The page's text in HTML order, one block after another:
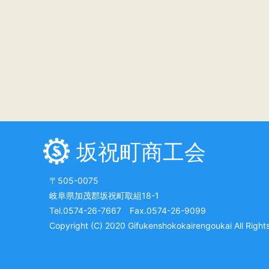
坂祝町商工会
〒505-0075
岐阜県加茂郡坂祝町取組18-1
Tel.0574-26-7667 Fax.0574-26-9099
Copyright (C) 2020 Gifukenshokokairengoukai All